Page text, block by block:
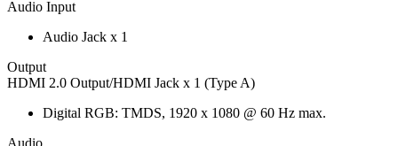
Audio Input
Audio Jack x 1
Output
HDMI 2.0 Output/HDMI Jack x 1 (Type A)
Digital RGB: TMDS, 1920 x 1080 @ 60 Hz max.
Audio